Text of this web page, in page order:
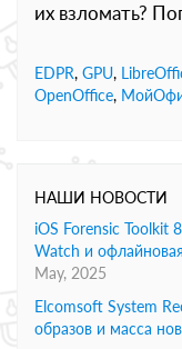
их взломать?
EDPR, GPU,
OpenOffice,
НАШИ НОВОСТИ
iOS Forensic Toolkit
Watch и
May, 2025
Elcomsoft System
образов и масса